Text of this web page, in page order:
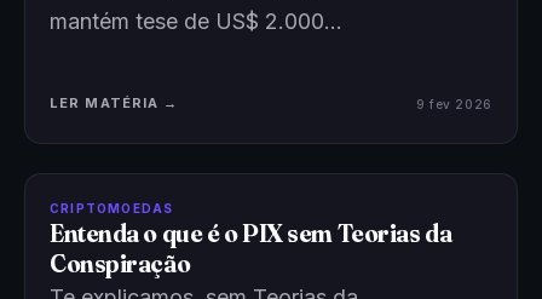
mantém tese de US$ 2.000…
LER MATÉRIA → 9 fev 2026
CRIPTOMOEDAS
Entenda o que é o PIX sem Teorias da
Conspiração